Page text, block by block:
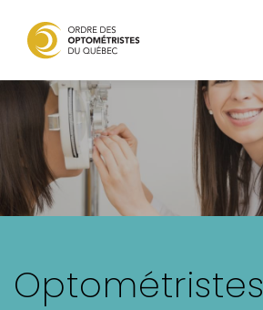
content
Optométristes